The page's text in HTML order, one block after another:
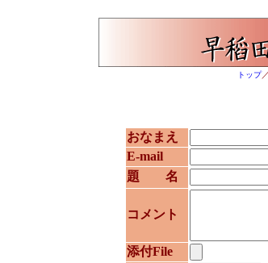
トップ／
おなまえ
E-mail
題 名
コメント
添付File